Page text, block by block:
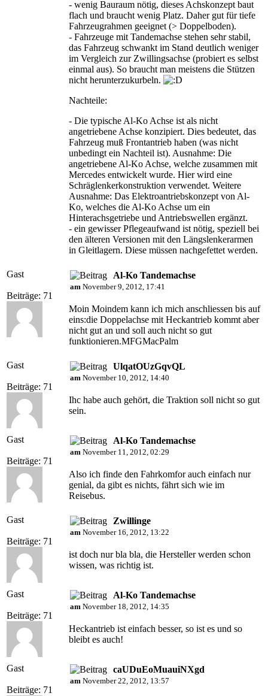
- wenig Bauraum nötig, dieses Achskonzept baut
flach und braucht wenig Platz. Daher gut für tiefe
Fahrzeugrahmen geeignet (> Doppelboden).
- Fahrzeuge mit Tandemachse stehen sehr stabil,
das Fahrzeug schwankt im Stand deutlich weniger
im Vergleich zur Zwillingsachse (probiert es selbst
einmal aus). So braucht man meistens die Stützen
nicht herunterzukurbeln.
Nachteile:
- Die typische Al-Ko Achse ist als nicht
angetriebene Achse konzipiert. Dies bedeutet, das
Fahrzeug muß Frontantrieb haben (was nicht
unbedingt ein Nachteil ist). Ausnahme: Die
angetriebene Al-Ko Achse, welche zusammen mit
Mercedes entwickelt wurde. Hier wird eine
Schräglenkerkonstruktion verwendet. Weitere
Ausnahme: Das Elektroantriebskonzept von Al-
Ko, welches die Al-Ko Achse um ein
Hinterachsgetriebe und Antriebswellen ergänzt.
- ein gewisser Pflegeaufwand ist nötig, speziell bei
den älteren Versionen mit den Längslenkerarmen
in Gleitlagern. Diese müssen nachgefettet werden.
Gast
Beiträge: 71
Al-Ko Tandemachse
am November 9, 2012, 17:41
Moin Moindem kann ich mich anschliessen bis auf
eins:die Doppelachse mit Heckantrieb kommt aber
nicht gut an und soll auch nicht so gut
funktionieren.MFGMacPalm
Gast
Beiträge: 71
UlqatOUzGqvQL
am November 10, 2012, 14:40
Ihc habe auch gehört, die Traktion soll nicht so gut
sein.
Gast
Beiträge: 71
Al-Ko Tandemachse
am November 11, 2012, 02:29
Also ich finde den Fahrkomfor auch einfach nur
genial, da gibt es nichts, fährt sich wie im
Reisebus.
Gast
Beiträge: 71
Zwillinge
am November 16, 2012, 13:22
ist doch nur bla bla, die Hersteller werden schon
wissen, was richtig ist.
Gast
Beiträge: 71
Al-Ko Tandemachse
am November 18, 2012, 14:35
Heckantrieb ist einfach besser, so ist es und so
bleibt es auch!
Gast
Beiträge: 71
caUDuEoMuauiNXgd
am November 22, 2012, 13:57